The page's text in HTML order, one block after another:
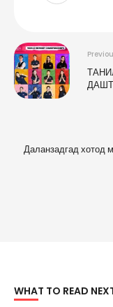
Даланзадгад хотод
WHAT TO READ